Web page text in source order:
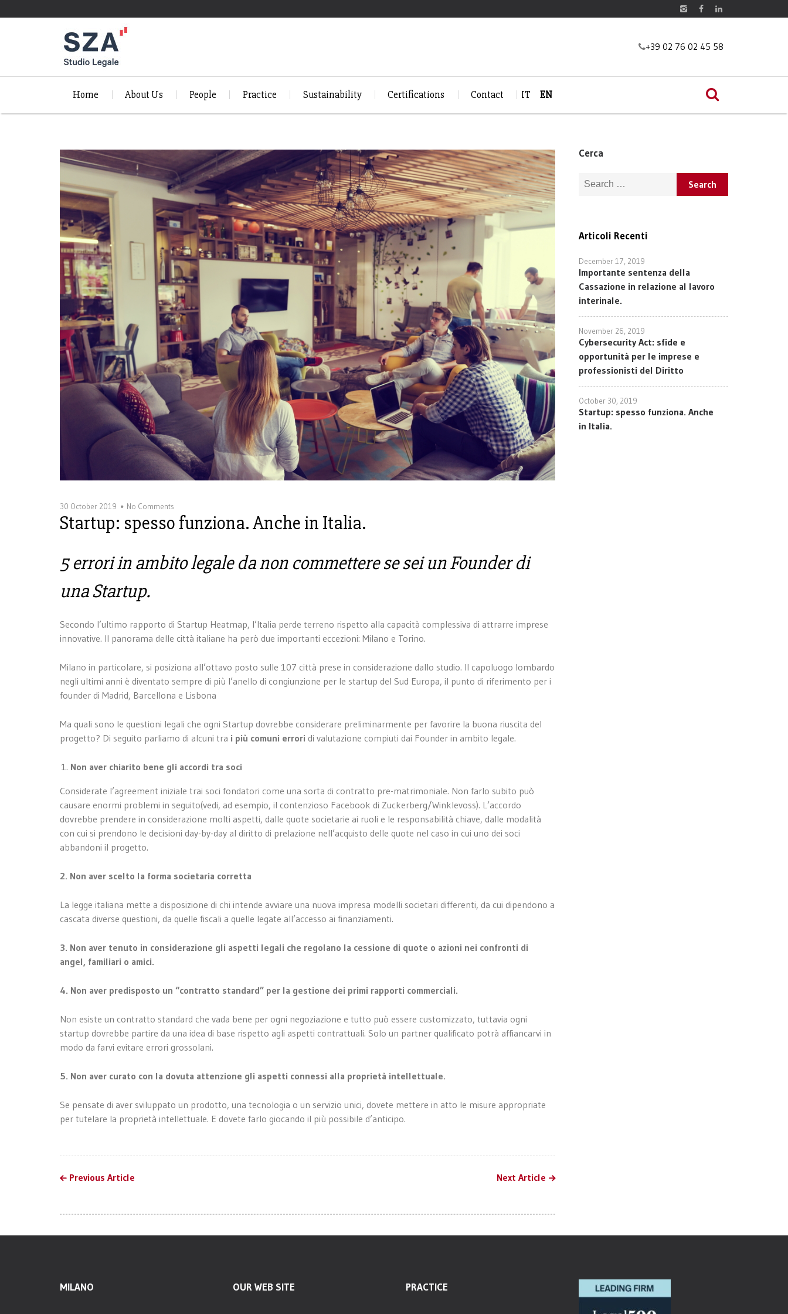
+39 02 76 02 45 58
Home About Us People Practice Sustainability Certifications Contact IT EN
30 October 2019 No Comments
Startup: spesso funziona. Anche in Italia.
5 errori in ambito legale da non commettere se sei un Founder di
una Startup.
Secondo l’ultimo rapporto di Startup Heatmap, l’Italia perde terreno rispetto alla capacità complessiva di attrarre imprese
innovative. Il panorama delle città italiane ha però due importanti eccezioni: Milano e Torino.
Milano in particolare, si posiziona all’ottavo posto sulle 107 città prese in considerazione dallo studio. Il capoluogo lombardo
negli ultimi anni è diventato sempre di più l’anello di congiunzione per le startup del Sud Europa, il punto di riferimento per i
founder di Madrid, Barcellona e Lisbona
Ma quali sono le questioni legali che ogni Startup dovrebbe considerare preliminarmente per favorire la buona riuscita del
progetto? Di seguito parliamo di alcuni tra i più comuni errori di valutazione compiuti dai Founder in ambito legale.
Non aver chiarito bene gli accordi tra soci
Considerate l’agreement iniziale trai soci fondatori come una sorta di contratto pre-matrimoniale. Non farlo subito può
causare enormi problemi in seguito(vedi, ad esempio, il contenzioso Facebook di Zuckerberg/Winklevoss). L’accordo
dovrebbe prendere in considerazione molti aspetti, dalle quote societarie ai ruoli e le responsabilità chiave, dalle modalità
con cui si prendono le decisioni day-by-day al diritto di prelazione nell’acquisto delle quote nel caso in cui uno dei soci
abbandoni il progetto.
2. Non aver scelto la forma societaria corretta
La legge italiana mette a disposizione di chi intende avviare una nuova impresa modelli societari differenti, da cui dipendono a
cascata diverse questioni, da quelle fiscali a quelle legate all’accesso ai finanziamenti.
3. Non aver tenuto in considerazione gli aspetti legali che regolano la cessione di quote o azioni nei confronti di
angel, familiari o amici.
4. Non aver predisposto un “contratto standard” per la gestione dei primi rapporti commerciali.
Non esiste un contratto standard che vada bene per ogni negoziazione e tutto può essere customizzato, tuttavia ogni
startup dovrebbe partire da una idea di base rispetto agli aspetti contrattuali. Solo un partner qualificato potrà affiancarvi in
modo da farvi evitare errori grossolani.
5. Non aver curato con la dovuta attenzione gli aspetti connessi alla proprietà intellettuale.
Se pensate di aver sviluppato un prodotto, una tecnologia o un servizio unici, dovete mettere in atto le misure appropriate
per tutelare la proprietà intellettuale. E dovete farlo giocando il più possibile d’anticipo.
Previous Article Next Article
Cerca
Search for:
Articoli Recenti
December 17, 2019
Importante sentenza della
Cassazione in relazione al lavoro
interinale.
November 26, 2019
Cybersecurity Act: sfide e
opportunità per le imprese e
professionisti del Diritto
October 30, 2019
Startup: spesso funziona. Anche
in Italia.
MILANO OUR WEB SITE PRACTICE